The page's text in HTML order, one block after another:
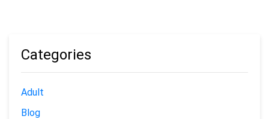
Categories
Adult
Blog